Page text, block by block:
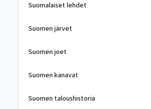
Suomalaiset lehdet
Suomen järvet
Suomen joet
Suomen kanavat
Suomen taloushistoria